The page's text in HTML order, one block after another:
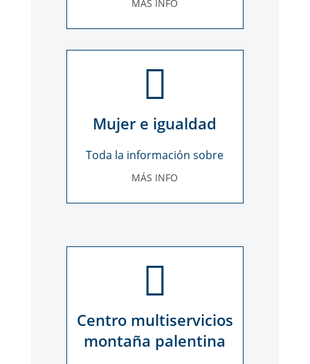
MÁS INFO
Mujer e igualdad
Toda la información sobre
mujer e igualdad
MÁS INFO
Centro multiservicios
montaña palentina